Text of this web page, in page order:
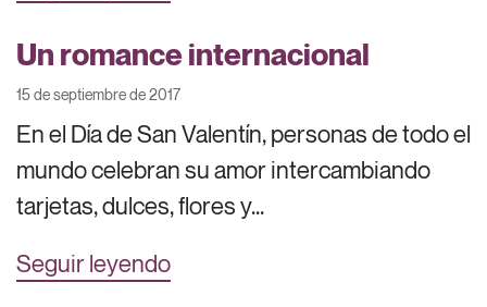
Un romance internacional
15 de septiembre de 2017
En el Día de San Valentín, personas de todo el
mundo celebran su amor intercambiando
tarjetas, dulces, flores y...
Seguir leyendo